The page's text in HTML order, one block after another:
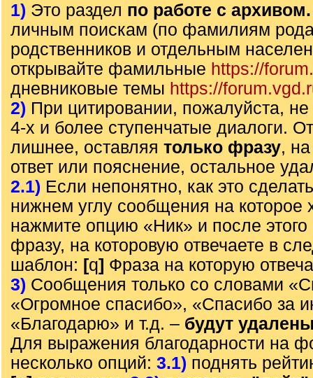
1) Это раздел по работе с
личным поискам (по фамилиям
родственников и отдельным
открывайте фамильные https://
дневниковые темы https://
2) При цитировании, пожалуйста, не
4-х и более ступенчатые диалоги.
лишнее, оставляя только фразу,
ответ или пояснение, остальное
2.1) Если непонятно, как это
нижнем углу сообщения на которое
нажмите опцию «Ник» и после этого
фразу, на которовую отвечаете в
шаблон: [q] Фраза на которую
3) Сообщения только со словами
«Огромное спасибо», «Спасибо за
«Благодарю» и т.д. – будут
Для выражения благодарности на
несколько опций: 3.1) поднять